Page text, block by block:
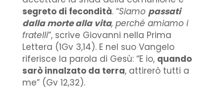
segreto di fecondità. “Siamo passati
dalla morte alla vita, perché amiamo i
fratelli”, scrive Giovanni nella Prima
Lettera (1Gv 3,14). E nel suo Vangelo
riferisce la parola di Gesù: “E io, quando
sarò innalzato da terra, attirerò tutti a
me” (Gv 12,32).